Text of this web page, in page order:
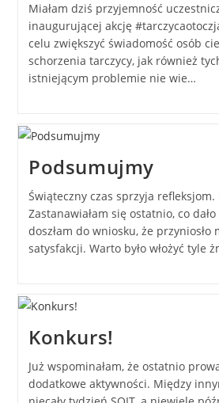
Miałam dziś przyjemność
inaugurującej akcję
celu zwiększyć świadomość osób
schorzenia tarczycy, jak również
istniejącym problemie nie wie…
Podsumujmy
Świąteczny czas sprzyja refleksjom.
Zastanawiałam się ostatnio, co
doszłam do wniosku, że przyniosło
satysfakcji. Warto było włożyć tyle
Konkurs!
Już wspominałam, że ostatnio
dodatkowe aktywności. Między